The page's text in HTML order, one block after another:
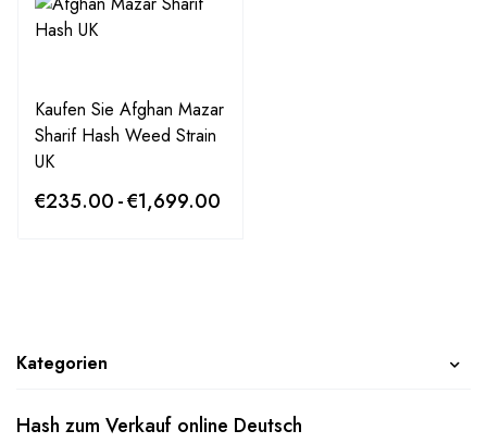
Kategorien
Hash zum Verkauf online Deutsch
Kaufen Sie Afghan Mazar
Sharif Hash Weed Strain
UK
€235.00-€1,699.00